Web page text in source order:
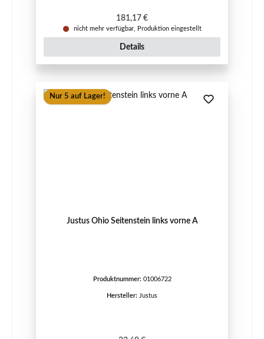
Regulärer Preis:
181,17 €
nicht mehr verfügbar, Produktion eingestellt
Details
Nur 5 auf Lager!
Justus Ohio Seitenstein links vorne A
Produktnummer: 01006722
Hersteller: Justus